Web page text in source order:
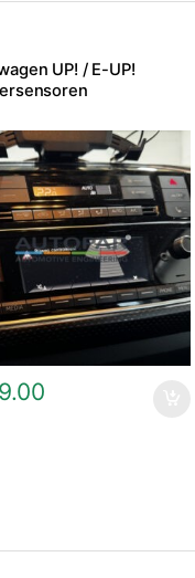
UP! / E-UP!